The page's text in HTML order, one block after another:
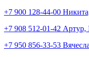
+7 900 128-44-00
+7 908 512-01-42 Артур,
+7 950 856-33-53